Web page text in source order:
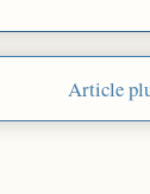
Article